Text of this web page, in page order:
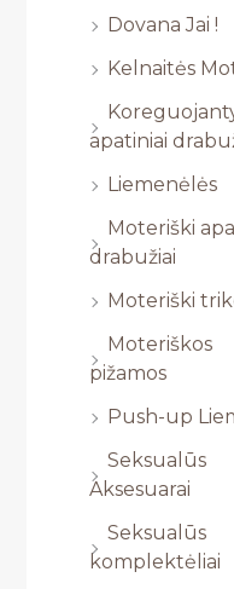
Dovana Jai !
Kelnaitės
apatiniai
Liemenėlės
Moteriški
drabužiai
Moteriški
Moteriškos
pižamos
Push-up
Seksualūs
Aksesuarai
Seksualūs
komplektėliai